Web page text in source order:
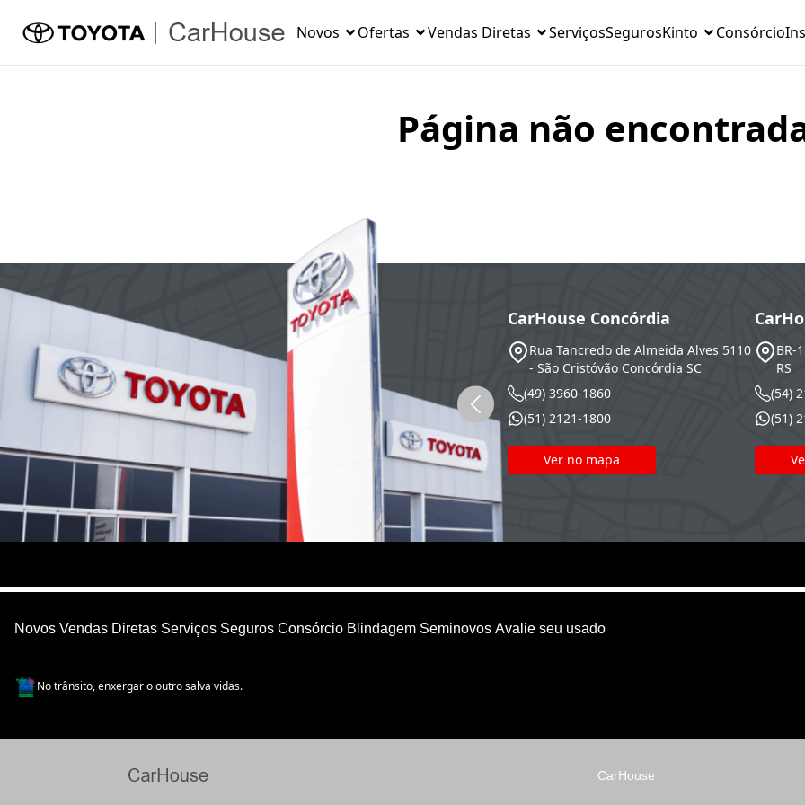
Novos Ofertas Vendas Diretas ServiçosSegurosKinto Consórcio
Página não
CarHouse Chapecó
Av. Fernando Machado, 2363-D - São
Cristóvão
Chapecó
(49) 3319-9700
(51) 2121-1800
CarHouse Concórdia
Rua Tancredo de Almeida Alves 5110
- São Cristóvão Concórdia SC
(49) 3960-1860
(51) 2121-1800
Ver no mapa
BR-
RS
(54)
(51)
Novos Vendas Diretas Serviços Seguros Consórcio Blindagem Seminovos Avalie seu usado
No trânsito, enxergar o outro salva vidas.
CarHouse